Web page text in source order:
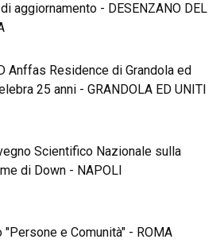
aggiornamento - DESENZANO DEL
Anffas Residence di Grandola ed
25 anni - GRANDOLA ED UNITI
Scientifico Nazionale sulla
di Down - NAPOLI
"Persone e Comunità" - ROMA